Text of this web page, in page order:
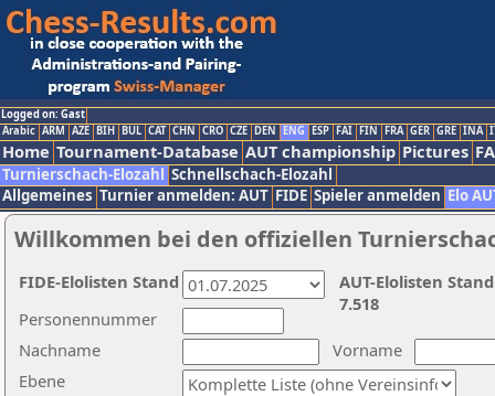
Logged on: Gast
Arabic ARM AZE BIH BUL CAT CHN CRO CZE DEN ENG ESP FAI FIN FRA GER GRE INA
Home Tournament-Database AUT championship Pictures
Turnierschach-Elozahl Schnellschach-Elozahl
Allgemeines Turnier anmelden: AUT FIDE Spieler anmelden Elo
Willkommen bei den offiziellen
Nachname
Vorname
Ebene
Personennummer
AUT-Elolisten
7.518
FIDE-Elolisten Stand